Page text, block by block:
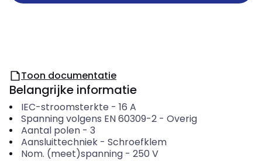
Toon documentatie
Belangrijke informatie
IEC-stroomsterkte - 16 A
Spanning volgens EN 60309-2- Overig
Aantal polen- 3
Aansluittechniek- Schroefklem
Nom. (meet)spanning- 250 V